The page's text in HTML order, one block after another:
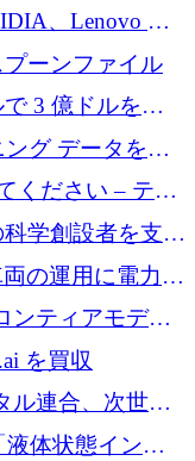
し「ここに留
、Lenovo と
を立ち上げ
ーンファイル
3 億ドルを調
ング データを拡
レシードを調達
ください – テク
ーションの未
学創設者を支援
達の運用に電力を
を寄付
ンティアモデル
を買収
ル連合、次世代
機関投資家へ
体状態インテ